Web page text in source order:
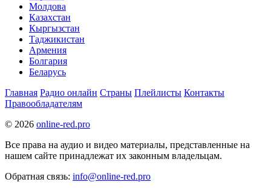
Молдова
Казахстан
Кыргызстан
Таджикистан
Армения
Болгария
Беларусь
Главная Радио онлайн Страны Плейлисты Контакты
Правообладателям
© 2026 online-red.pro
Все права на аудио и видео материалы, представленные на
нашем сайте принадлежат их законным владельцам.
Обратная связь: info@online-red.pro